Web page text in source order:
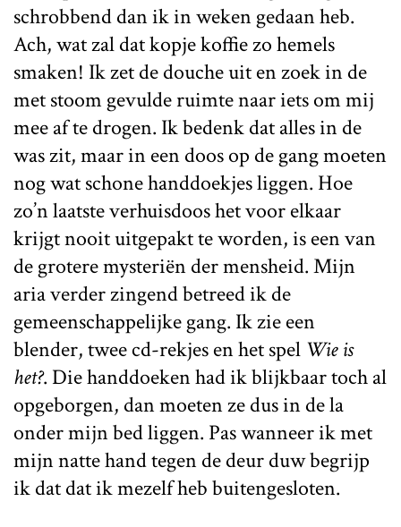
schrobbend dan ik in weken gedaan heb.
Ach, wat zal dat kopje koffie zo hemels
smaken! Ik zet de douche uit en zoek in de
met stoom gevulde ruimte naar iets om mij
mee af te drogen. Ik bedenk dat alles in de
was zit, maar in een doos op de gang moeten
nog wat schone handdoekjes liggen. Hoe
zo’n laatste verhuisdoos het voor elkaar
krijgt nooit uitgepakt te worden, is een van
de grotere mysteriën der mensheid. Mijn
aria verder zingend betreed ik de
gemeenschappelijke gang. Ik zie een
blender, twee cd-rekjes en het spel Wie is
het?. Die handdoeken had ik blijkbaar toch al
opgeborgen, dan moeten ze dus in de la
onder mijn bed liggen. Pas wanneer ik met
mijn natte hand tegen de deur duw begrijp
ik dat dat ik mezelf heb buitengesloten.